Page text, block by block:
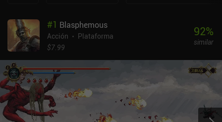
#1 Blasphemous
Acción
Plataforma
$7.99
92%
similar